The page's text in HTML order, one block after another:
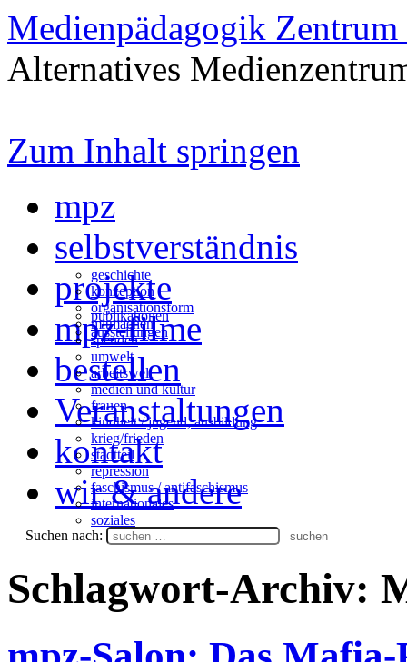
Medienpädagogik Zentrum
Alternatives
Zum Inhalt springen
mpz
selbstverständnis
geschichte
konzeption
organisationsform
mitmachen
spenden
projekte
publikationen
ausstellungen
mpz-filme
umwelt
arbeitswelt
medien und kultur
frauen
kindheit / jugend, ausbildung
krieg/frieden
stadtteil
repression
faschismus / antifaschismus
internationales
soziales
bestellen
Veranstaltungen
kontakt
wir & andere
Suchen nach:
Schlagwort-Archiv: